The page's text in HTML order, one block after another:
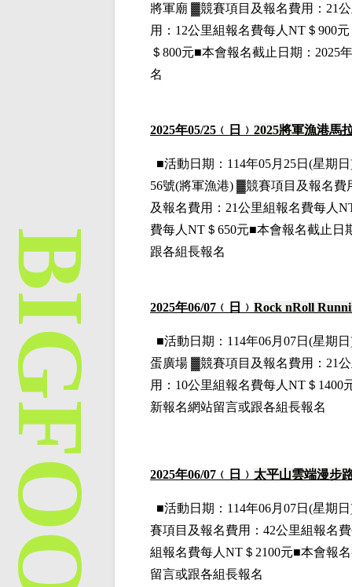
將軍廟 ▓競賽項目 及報名費用 ：21
用 ：12公里組報名費每人NT＄900元
＄800元■本會報名截止日期：2025
名
2025年05/25 ﹙日﹚ 2025將軍漁港馬
■活動日期：114年05月25日(星期
56號(將軍漁港) ▓競賽項目 及報名費
及報名費用 ：21公里組報名費每人
費每人NT＄650元■本會報名截止日
跟各組長報名
2025年06/07 ﹙日﹚ Rock nRoll
■活動日期：114年06月07日(星期
蛋廣場 ▓競賽項目 及報名費用 ：21
用 ：10公里組報名費每人NT＄1400
新報名網站留言或跟各組長報名
2025年06/07 ﹙日﹚ 太平山雲端漫步
■活動日期：114年06月07日(星期
賽項目 及報名費用 ：42公里組報名
組報名費每人NT＄2100元■本會報
留言或跟各組長報名